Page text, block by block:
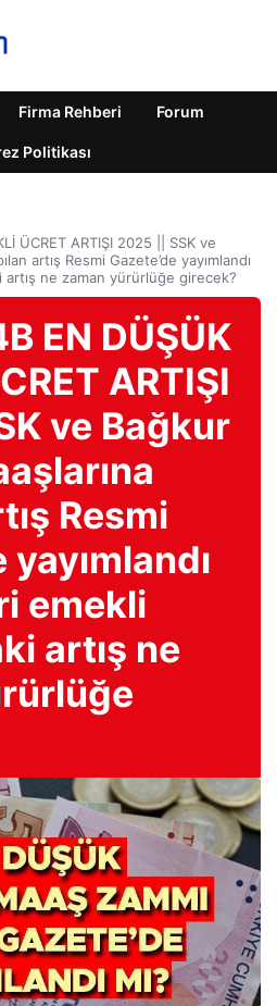
Firma Rehberi Forum
Politikası
ÜCRET ARTIŞI 2025 || SSK ve
artış Resmi Gazete’de yayımlandı
artış ne zaman yürürlüğe girecek?
EN DÜŞÜK
ARTIŞI
ve Bağkur
Resmi
yayımlandı
emekli
artış ne